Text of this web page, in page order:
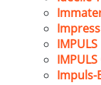
IMPULS
Impuls-